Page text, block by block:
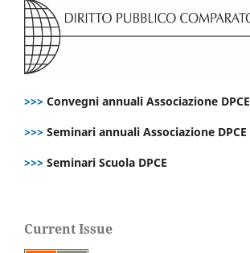
>>> Convegni annuali Associazione DPCE
>>> Seminari annuali Associazione DPCE
>>> Seminari Scuola DPCE
Current Issue